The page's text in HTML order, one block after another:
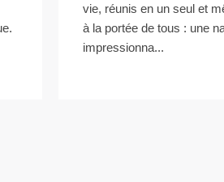
vie, réunis en un seul et
à la portée de tous : une
impressionna...